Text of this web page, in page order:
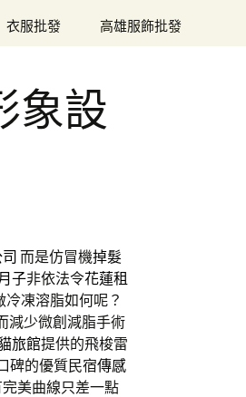
衣服批發 高雄服飾批發
象設
而是仿冒機掉髮
子非依法令花蓮租
凍溶脂如何呢？
減少微創減脂手術
旅館提供的飛梭雷
碑的優質民宿傳感
美曲線只差一點